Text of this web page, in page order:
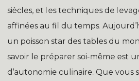
siècles, et les techniques de
affinées au fil du temps.
un poisson star des tables du
savoir le préparer soi-même est
d’autonomie culinaire. Que vous